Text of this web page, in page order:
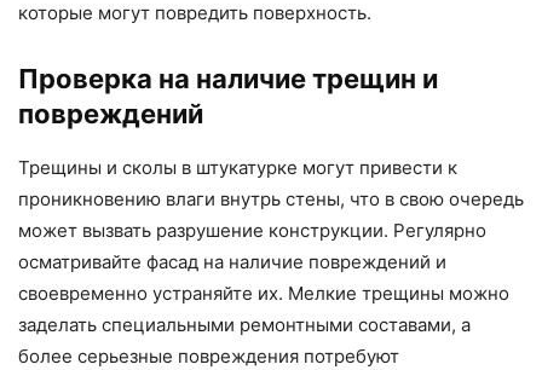
которые могут повредить поверхность.
Проверка на наличие трещин и
повреждений
Трещины и сколы в штукатурке могут привести к
проникновению влаги внутрь стены, что в свою очередь
может вызвать разрушение конструкции. Регулярно
осматривайте фасад на наличие повреждений и
своевременно устраняйте их. Мелкие трещины можно
заделать специальными ремонтными составами, а
более серьезные повреждения потребуют